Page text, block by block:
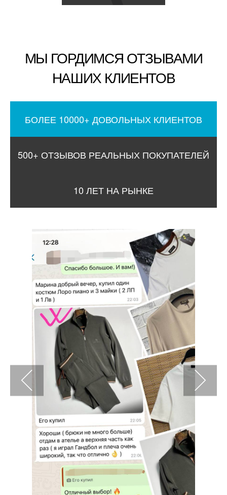
МЫ ГОРДИМСЯ ОТЗЫВАМИ
НАШИХ КЛИЕНТОВ
БОЛЕЕ 10000+ ДОВОЛЬНЫХ КЛИЕНТОВ
500+ ОТЗЫВОВ РЕАЛЬНЫХ ПОКУПАТЕЛЕЙ
10 ЛЕТ НА РЫНКЕ